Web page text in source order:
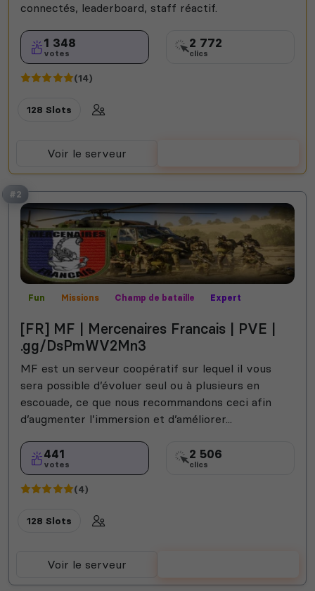
connectés, leaderboard, staff réactif.
1 348
votes
2 772
clics
(14)
128 Slots
Voir le serveur
#2
Fun Missions Champ de bataille
Expert
PVP
Roi de la colline Roleplay Vanilla Semi-RP
[FR] MF | Mercenaires Francais | PVE |
.gg/DsPmWV2Mn3
MF est un serveur coopératif sur lequel il vous
sera possible d’évoluer seul ou à plusieurs en
escouade, ce que nous recommandons ceci afin
d’augmenter l’immersion et d’améliorer...
441
votes
2 506
clics
(4)
128 Slots
Voir le serveur